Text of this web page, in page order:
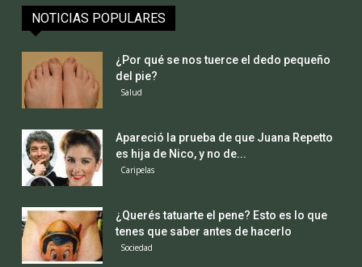
NOTICIAS POPULARES
¿Por qué se nos tuerce el dedo pequeño
del pie?
Salud
Apareció la prueba de que Juana Repetto
es hija de Nico, y no de...
Caripelas
¿Querés tatuarte el pene? Esto es lo que
tenes que saber antes de hacerlo
Sociedad